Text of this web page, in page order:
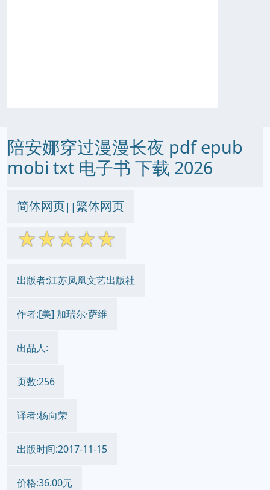
陪安娜穿过漫漫长夜 pdf epub
mobi txt 电子书 下载 2026
简体网页||繁体网页
☆☆☆☆☆
出版者:江苏凤凰文艺出版社
作者:[美] 加瑞尔·萨维
出品人:
页数:256
译者:杨向荣
出版时间:2017-11-15
价格:36.00元